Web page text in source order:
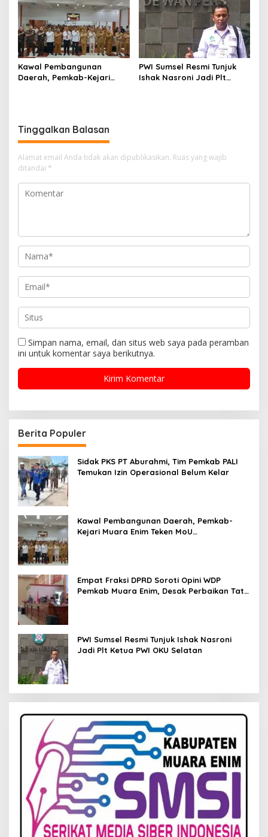
Kawal Pembangunan
Daerah, Pemkab-Kejari
PWI Sumsel Resmi Tunjuk
Ishak Nasroni Jadi Plt
Tinggalkan Balasan
Alamat email Anda tidak akan dipublikasikan. Ruas yang wajib
ditandai *
Simpan nama, email, dan situs web saya pada peramban
ini untuk komentar saya berikutnya.
Berita Populer
Sidak PKS PT Aburahmi, Tim Pemkab PALI
Temukan Izin Operasional Belum Kelar
Kawal Pembangunan Daerah, Pemkab-
Kejari Muara Enim Teken MoU
Empat Fraksi DPRD Soroti Opini WDP
Pemkab Muara Enim, Desak Perbaikan Tata
PWI Sumsel Resmi Tunjuk Ishak Nasroni
Jadi Plt Ketua PWI OKU Selatan